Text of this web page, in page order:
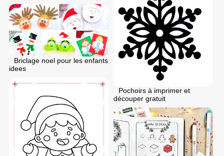
Pochoirs à imprimer et
découper gratuit
Briclage noel pour les enfants
idees